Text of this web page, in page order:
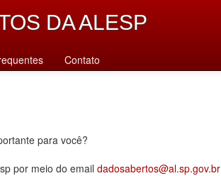
DA ALESP
Contato
para você?
por meio do email dadosabertos@al.sp.gov.br